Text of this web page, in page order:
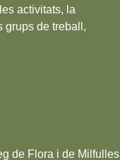
activitats, la
grups de treball,
de Flora i de Milfulles